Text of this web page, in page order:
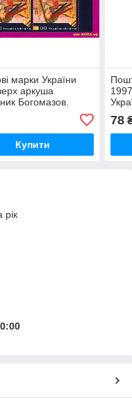
марки України
аркуша
Богомазов.
Купити
78
рік